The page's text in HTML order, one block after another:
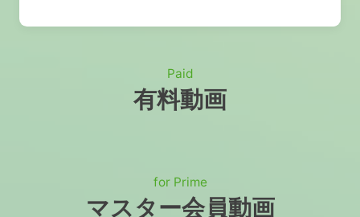
Paid
有料動画
for Prime
マスター会員動画